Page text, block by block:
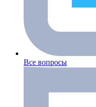
Все вопросы